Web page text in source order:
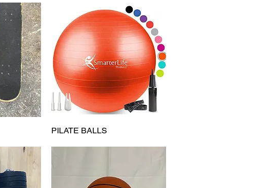
Vista rápida
PILATE BALLS